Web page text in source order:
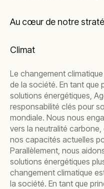
Au cœur de notre
Climat
Le changement
de la société. En tant que
solutions énergétiques,
responsabilité clés pour
mondiale. Nous nous
vers la neutralité
nos capacités actuelles
Parallèlement, nous
solutions énergétiques
changement climatique
la société. En tant que